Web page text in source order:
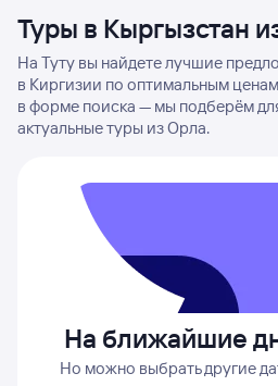
Туры в Кыргызстан
На Туту вы найдете лучшие
в Киргизии по оптимальным
в форме поиска — мы подберём
актуальные туры из Орла.
На ближайшие
Но можно выбрать другие